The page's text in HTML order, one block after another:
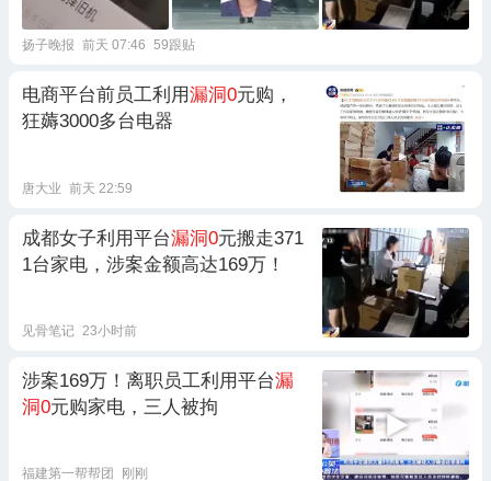
扬子晚报 前天 07:46 59跟贴
电商平台前员工利用漏洞0元购，
狂薅3000多台电器
唐大业 前天 22:59
成都女子利用平台漏洞0元搬走371
1台家电，涉案金额高达169万！
见骨笔记 23小时前
涉案169万！离职员工利用平台漏
洞0元购家电，三人被拘
福建第一帮帮团 刚刚